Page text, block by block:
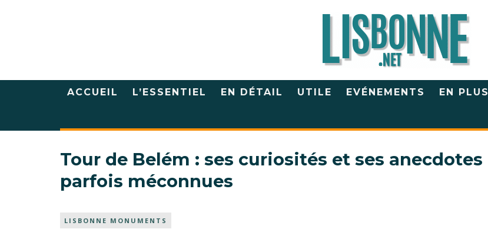
ACCUEIL L’ESSENTIEL EN DÉTAIL UTILE EVÉNEMENTS EN PLUS
Tour de Belém : ses curiosités et ses anecdotes
parfois méconnues
LISBONNE MONUMENTS